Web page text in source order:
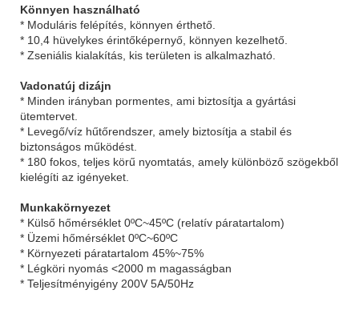
Könnyen használható
* Moduláris felépítés, könnyen érthető.
* 10,4 hüvelykes érintőképernyő, könnyen kezelhető.
* Zseniális kialakítás, kis területen is alkalmazható.
Vadonatúj dizájn
* Minden irányban pormentes, ami biztosítja a gyártási
ütemtervet.
* Levegő/víz hűtőrendszer, amely biztosítja a stabil és
biztonságos működést.
* 180 fokos, teljes körű nyomtatás, amely különböző szögekből
kielégíti az igényeket.
Munkakörnyezet
* Külső hőmérséklet 0ºC~45ºC (relatív páratartalom)
* Üzemi hőmérséklet 0ºC~60ºC
* Környezeti páratartalom 45%~75%
* Légköri nyomás <2000 m magasságban
* Teljesítményigény 200V 5A/50Hz